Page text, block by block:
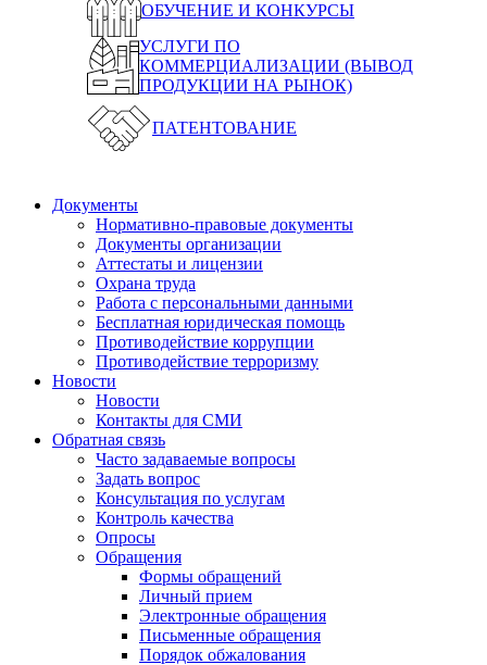
ОБУЧЕНИЕ И КОНКУРСЫ
УСЛУГИ ПО
КОММЕРЦИАЛИЗАЦИИ (ВЫВОД
ПРОДУКЦИИ НА РЫНОК)
ПАТЕНТОВАНИЕ
Документы
Нормативно-правовые документы
Документы организации
Аттестаты и лицензии
Охрана труда
Работа с персональными данными
Бесплатная юридическая помощь
Противодействие коррупции
Противодействие терроризму
Новости
Новости
Контакты для СМИ
Обратная связь
Часто задаваемые вопросы
Задать вопрос
Консультация по услугам
Контроль качества
Опросы
Обращения
Формы обращений
Личный прием
Электронные обращения
Письменные обращения
Порядок обжалования